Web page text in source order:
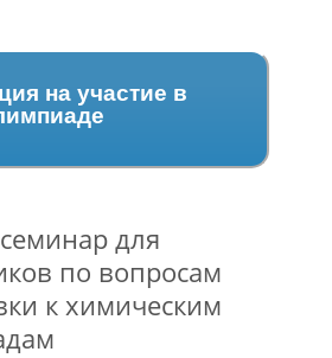
на участие в
для
по вопросам
к химическим